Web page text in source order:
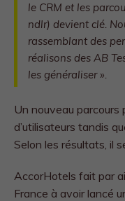
le CRM et les
ndlr) devient clé.
rassemblant des
réalisons des AB
les généraliser ».
Un nouveau
d’utilisateurs tandis
Selon les résultats, il
AccorHotels fait par
France à avoir lancé